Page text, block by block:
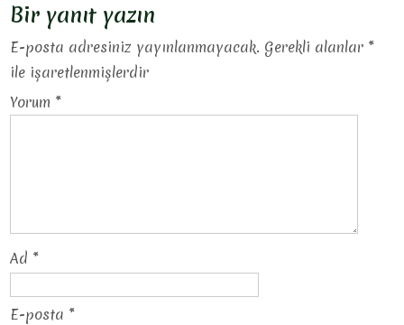
Bir yanıt yazın
E-posta adresiniz yayınlanmayacak. Gerekli alanlar *
ile işaretlenmişlerdir
Yorum *
Ad *
E-posta *